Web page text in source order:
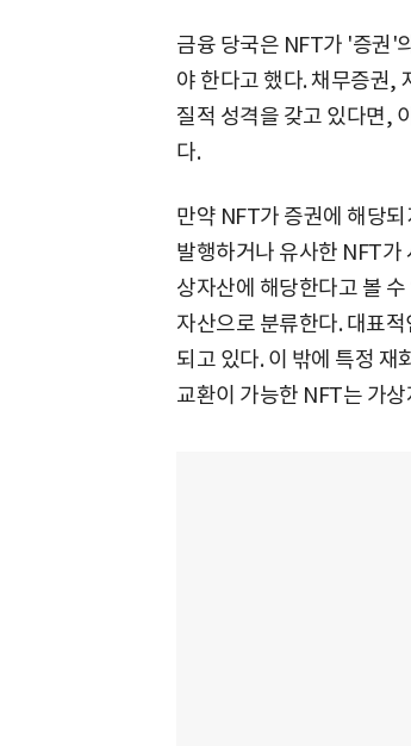
금융 당국은 NFT가 '증권'
야 한다고 했다. 채무증권,
질적 성격을 갖고 있다면,
다.
만약 NFT가 증권에 해당
발행하거나 유사한 NFT가
상자산에 해당한다고 볼
자산으로 분류한다. 대표
되고 있다. 이 밖에 특정
교환이 가능한 NFT는 가